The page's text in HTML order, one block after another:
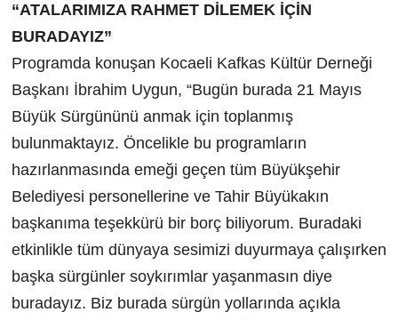
“ATALARIMIZA RAHMET DİLEMEK İÇİN
BURADAYIZ”
Programda konuşan Kocaeli Kafkas Kültür Derneği
Başkanı İbrahim Uygun, “Bugün burada 21 Mayıs
Büyük Sürgününü anmak için toplanmış
bulunmaktayız. Öncelikle bu programların
hazırlanmasında emeği geçen tüm Büyükşehir
Belediyesi personellerine ve Tahir Büyükakın
başkanıma teşekkürü bir borç biliyorum. Buradaki
etkinlikle tüm dünyaya sesimizi duyurmaya çalışırken
başka sürgünler soykırımlar yaşanmasın diye
buradayız. Biz burada sürgün yollarında açıkla